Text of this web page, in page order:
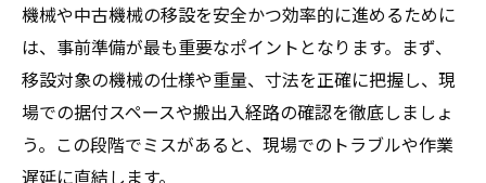
機械や中古機械の移設を安全かつ効率的に進めるために
は、事前準備が最も重要なポイントとなります。まず、
移設対象の機械の仕様や重量、寸法を正確に把握し、現
場での据付スペースや搬出入経路の確認を徹底しましょ
う。この段階でミスがあると、現場でのトラブルや作業
遅延に直結します。